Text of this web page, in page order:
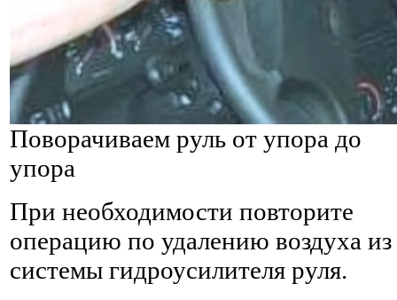
Поворачиваем руль от упора до
упора
При необходимости повторите
операцию по удалению воздуха из
системы гидроусилителя руля.